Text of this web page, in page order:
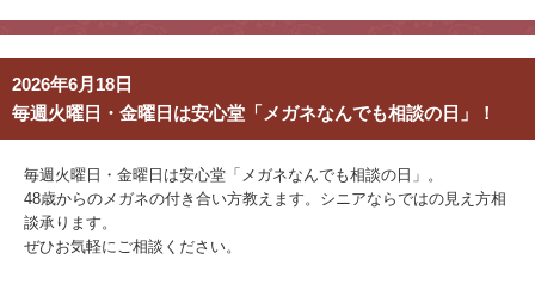
2026年6月18日
毎週火曜日・金曜日は安心堂「メガネなんでも相談の日」！
毎週火曜日・金曜日は安心堂「メガネなんでも相談の日」。
48歳からのメガネの付き合い方教えます。シニアならではの見え方相
談承ります。
ぜひお気軽にご相談ください。